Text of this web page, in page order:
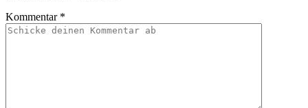
Kommentar *